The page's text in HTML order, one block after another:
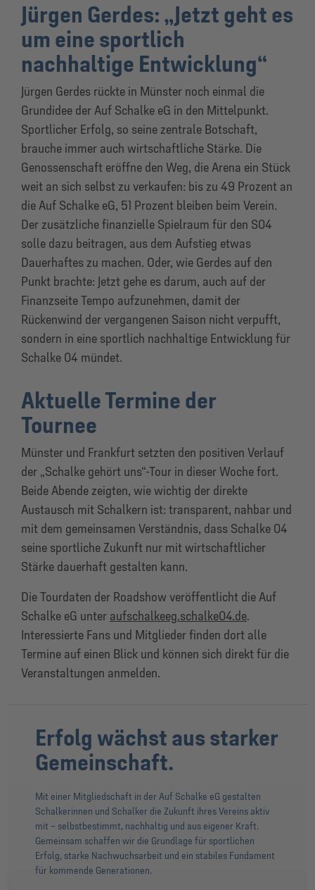
Jürgen Gerdes: „Jetzt geht es
um eine sportlich
nachhaltige Entwicklung“
Jürgen Gerdes rückte in Münster noch einmal die
Grundidee der Auf Schalke eG in den Mittelpunkt.
Sportlicher Erfolg, so seine zentrale Botschaft,
brauche immer auch wirtschaftliche Stärke. Die
Genossenschaft eröffne den Weg, die Arena ein Stück
weit an sich selbst zu verkaufen: bis zu 49 Prozent an
die Auf Schalke eG, 51 Prozent bleiben beim Verein.
Der zusätzliche finanzielle Spielraum für den S04
solle dazu beitragen, aus dem Aufstieg etwas
Dauerhaftes zu machen. Oder, wie Gerdes auf den
Punkt brachte: Jetzt gehe es darum, auch auf der
Finanzseite Tempo aufzunehmen, damit der
Rückenwind der vergangenen Saison nicht verpufft,
sondern in eine sportlich nachhaltige Entwicklung für
Schalke 04 mündet.
Aktuelle Termine der
Tournee
Münster und Frankfurt setzten den positiven Verlauf
der „Schalke gehört uns“-Tour in dieser Woche fort.
Beide Abende zeigten, wie wichtig der direkte
Austausch mit Schalkern ist: transparent, nahbar und
mit dem gemeinsamen Verständnis, dass Schalke 04
seine sportliche Zukunft nur mit wirtschaftlicher
Stärke dauerhaft gestalten kann.
Die Tourdaten der Roadshow veröffentlicht die Auf
Schalke eG unter aufschalkeeg.schalke04.de.
Interessierte Fans und Mitglieder finden dort alle
Termine auf einen Blick und können sich direkt für die
Veranstaltungen anmelden.
Erfolg wächst aus starker
Gemeinschaft.
Mit einer Mitgliedschaft in der Auf Schalke eG gestalten
Schalkerinnen und Schalker die Zukunft ihres Vereins aktiv
mit – selbstbestimmt, nachhaltig und aus eigener Kraft.
Gemeinsam schaffen wir die Grundlage für sportlichen
Erfolg, starke Nachwuchsarbeit und ein stabiles Fundament
für kommende Generationen.